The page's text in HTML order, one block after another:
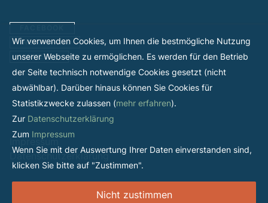
INSTAGRAM
LINKEDIN
Impressum
Datenschutzerklärung
Wir verwenden Cookies, um Ihnen die bestmögliche Nutzung
unserer Webseite zu ermöglichen. Es werden für den Betrieb
der Seite technisch notwendige Cookies gesetzt (nicht
abwählbar). Darüber hinaus können Sie Cookies für
Statistikzwecke zulassen (mehr erfahren).
Zur Datenschutzerklärung
Zum Impressum
Wenn Sie mit der Auswertung Ihrer Daten einverstanden sind,
klicken Sie bitte auf "Zustimmen".
Nicht zustimmen